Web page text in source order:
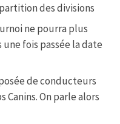
des divisions
ne pourra plus
fois passée la date
de conducteurs
On parle alors